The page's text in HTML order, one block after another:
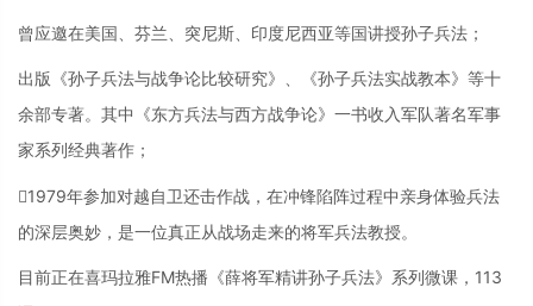
曾应邀在美国、芬兰、突尼斯、印度尼西亚等国讲授孙子兵法；
出版《孙子兵法与战争论比较研究》、《孙子兵法实战教本》等十
余部专著。其中《东方兵法与西方战争论》一书收入军队著名军事
家系列经典著作；
1979年参加对越自卫还击作战，在冲锋陷阵过程中亲身体验兵法
的深层奥妙，是一位真正从战场走来的将军兵法教授。
目前正在喜玛拉雅FM热播《薛将军精讲孙子兵法》系列微课，113